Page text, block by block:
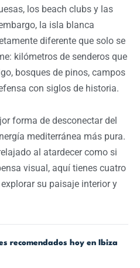
los beach clubs y las
la isla blanca
diferente que solo se
kilómetros de senderos que
bosques de pinos, campos
con siglos de historia.
forma de desconectar del
mediterránea más pura.
al atardecer como si
visual, aquí tienes cuatro
su paisaje interior y
recomendados hoy en Ibiza